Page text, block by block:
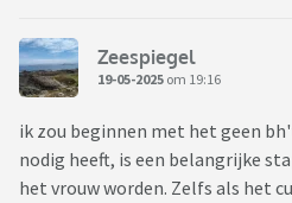
Zeespiegel
19-05-2025 om 19:16
ik zou beginnen met het geen
nodig heeft, is een belangrijke
het vrouw worden. Zelfs als het